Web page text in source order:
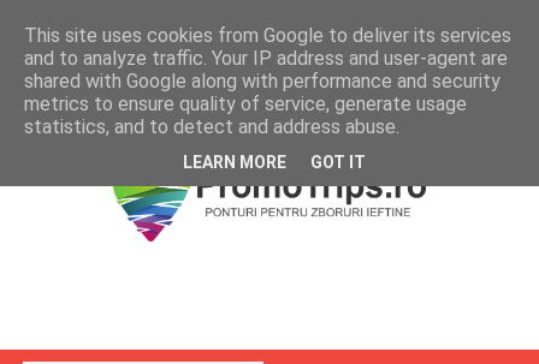
This site uses cookies from Google to deliver its services
and to analyze traffic. Your IP address and user-agent are
shared with Google along with performance and security
metrics to ensure quality of service, generate usage
statistics, and to detect and address abuse.
LEARN MORE GOT IT